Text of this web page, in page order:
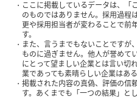
ここに掲載しているデータは、「
のものではありません。採用過程
更や採用担当者が変わることで前
す。
また、言うまでもないことですが
ものに過ぎません。他人が誉めて
にとって望ましい企業とは言い切
業であっても素晴らしい企業はある
掲載された内容の真偽、評価の信
す。あくまでも「一つの結果」と